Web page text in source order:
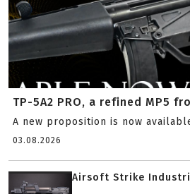
TP-5A2 PRO, a refined MP5
A new proposition is now
03.08.2026
Airsoft Strike